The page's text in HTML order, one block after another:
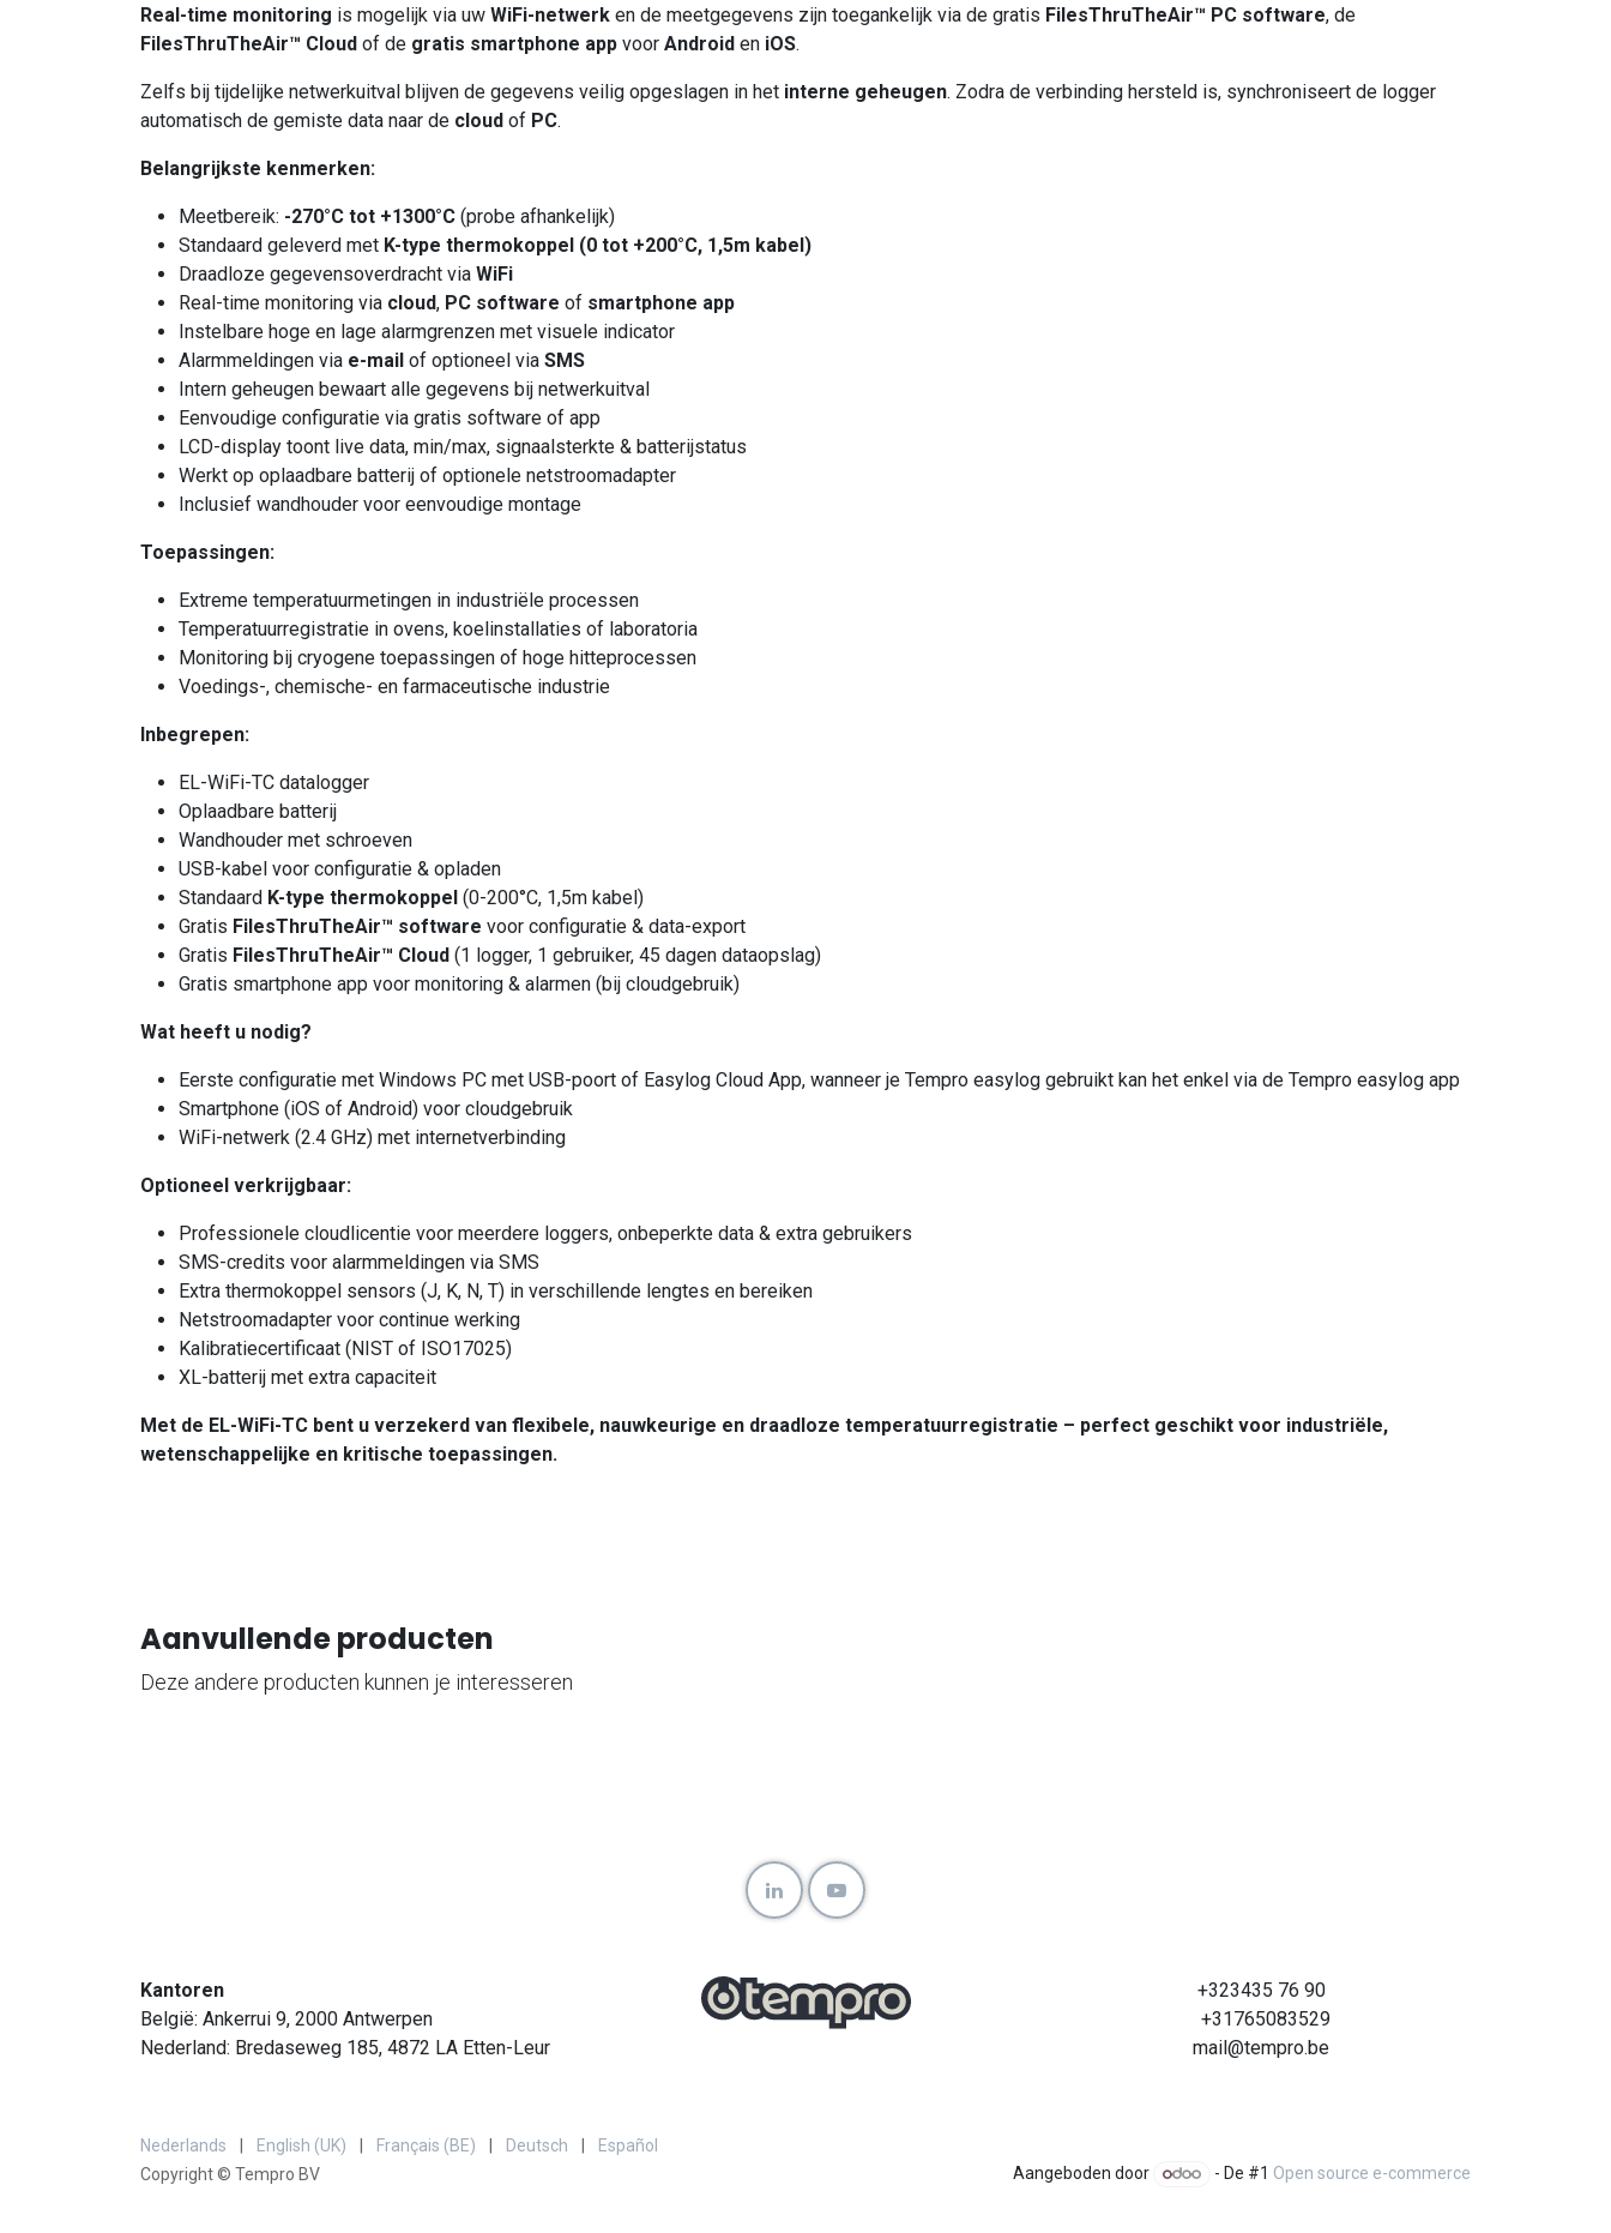
Real-time monitoring is mogelijk via uw WiFi-netwerk en de meetgegevens zijn toegankelijk via de gratis FilesThruTheAir™ PC software, de
FilesThruTheAir™ Cloud of de gratis smartphone app voor Android en iOS.
Zelfs bij tijdelijke netwerkuitval blijven de gegevens veilig opgeslagen in het interne geheugen. Zodra de verbinding hersteld is, synchroniseert de logger
automatisch de gemiste data naar de cloud of PC.
Belangrijkste kenmerken:
Meetbereik: -270°C tot +1300°C (probe afhankelijk)
Standaard geleverd met K-type thermokoppel (0 tot +200°C, 1,5m kabel)
Draadloze gegevensoverdracht via WiFi
Real-time monitoring via cloud, PC software of smartphone app
Instelbare hoge en lage alarmgrenzen met visuele indicator
Alarmmeldingen via e-mail of optioneel via SMS
Intern geheugen bewaart alle gegevens bij netwerkuitval
Eenvoudige configuratie via gratis software of app
LCD-display toont live data, min/max, signaalsterkte & batterijstatus
Werkt op oplaadbare batterij of optionele netstroomadapter
Inclusief wandhouder voor eenvoudige montage
Toepassingen:
Extreme temperatuurmetingen in industriële processen
Temperatuurregistratie in ovens, koelinstallaties of laboratoria
Monitoring bij cryogene toepassingen of hoge hitteprocessen
Voedings-, chemische- en farmaceutische industrie
Inbegrepen:
EL-WiFi-TC datalogger
Oplaadbare batterij
Wandhouder met schroeven
USB-kabel voor configuratie & opladen
Standaard K-type thermokoppel (0-200°C, 1,5m kabel)
Gratis FilesThruTheAir™ software voor configuratie & data-export
Gratis FilesThruTheAir™ Cloud (1 logger, 1 gebruiker, 45 dagen dataopslag)
Gratis smartphone app voor monitoring & alarmen (bij cloudgebruik)
Wat heeft u nodig?
Eerste configuratie met Windows PC met USB-poort of Easylog Cloud App, wanneer je Tempro easylog gebruikt kan het enkel via de Tempro easylog app
Smartphone (iOS of Android) voor cloudgebruik
WiFi-netwerk (2.4 GHz) met internetverbinding
Optioneel verkrijgbaar:
Professionele cloudlicentie voor meerdere loggers, onbeperkte data & extra gebruikers
SMS-credits voor alarmmeldingen via SMS
Extra thermokoppel sensors (J, K, N, T) in verschillende lengtes en bereiken
Netstroomadapter voor continue werking
Kalibratiecertificaat (NIST of ISO17025)
XL-batterij met extra capaciteit
Met de EL-WiFi-TC bent u verzekerd van flexibele, nauwkeurige en draadloze temperatuurregistratie – perfect geschikt voor industriële,
wetenschappelijke en kritische toepassingen.
Aanvullende producten
Deze andere producten kunnen je interesseren
Kantoren
België: Ankerrui 9, 2000 Antwerpen
Nederland: Bredaseweg 185, 4872 LA Etten-Leur
+323435 76 90
+31765083529
mail@tempro.be
Copyright © Tempro BV
Nederlands English (UK) Français (BE) Deutsch
Español
Aangeboden door
- De #1 Open source e-commerce